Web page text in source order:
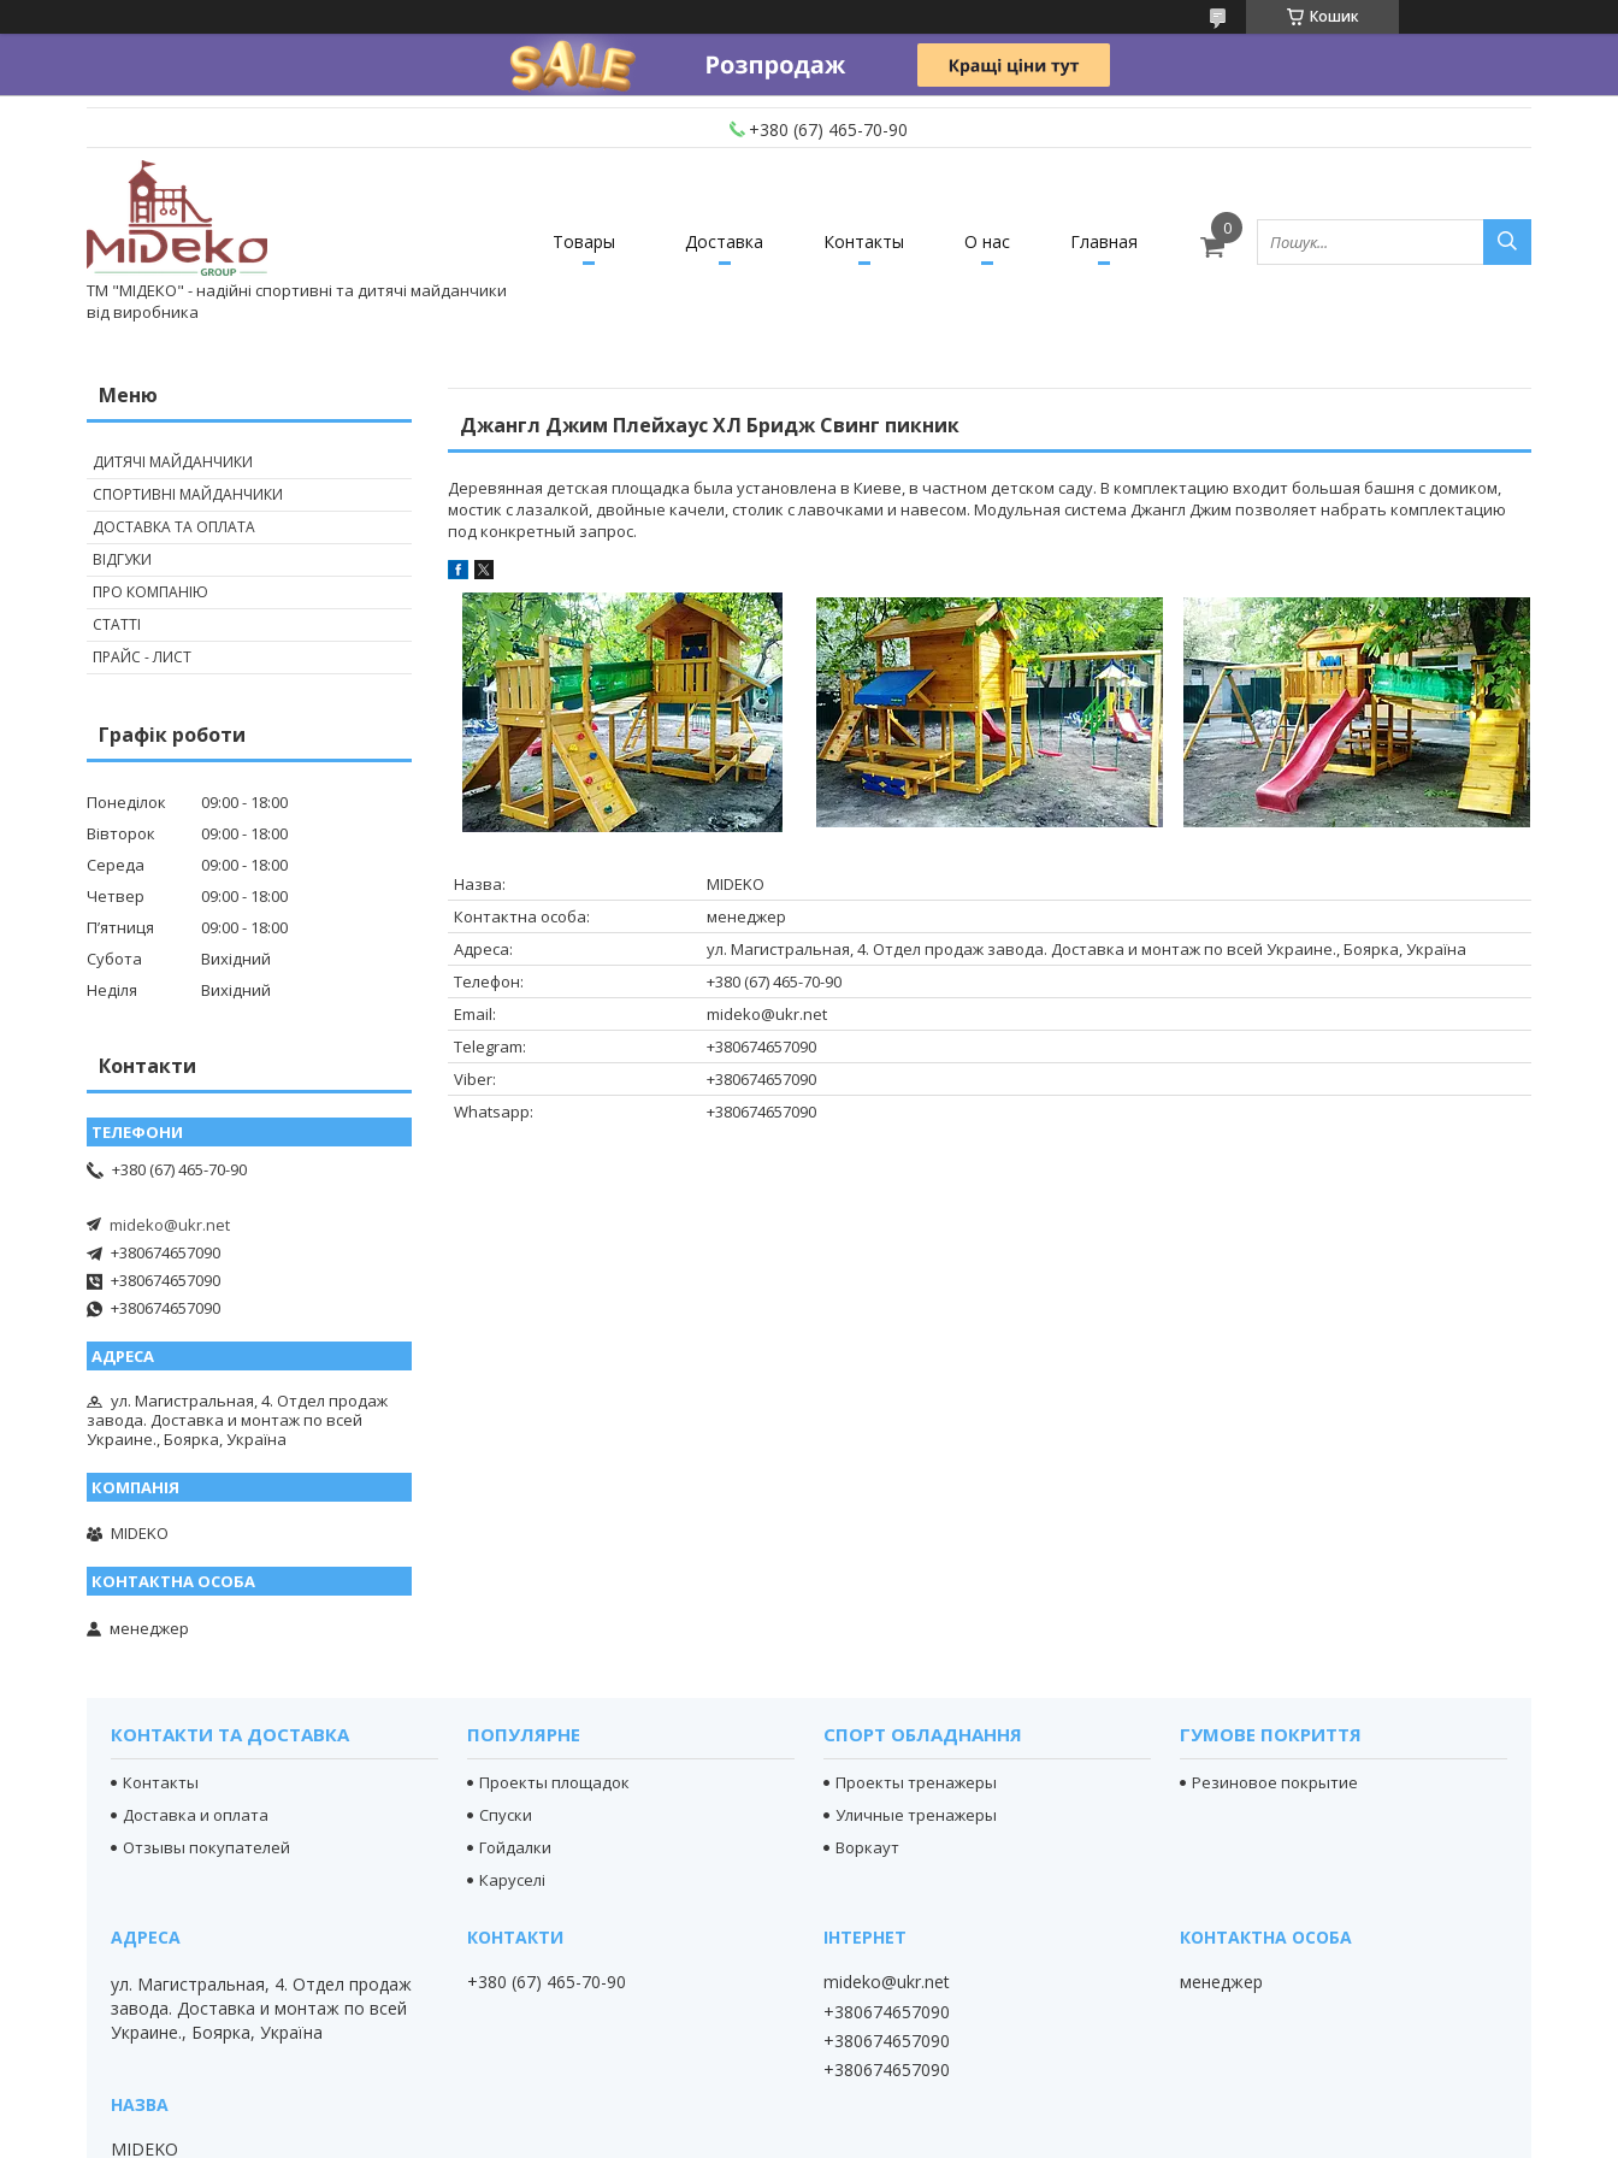
Кошик
+380 (67) 465-70-90
ТМ "МІДЕКО" - надійні спортивні та дитячі майданчики
від виробника
Товары Доставка Контакты О нас Главная
Джангл Джим Плейхаус ХЛ Бридж Свинг пикник
Деревянная детская площадка была установлена в Киеве, в частном детском саду. В комплектацию входит большая башня с домиком,
мостик с лазалкой, двойные качели, столик с лавочками и навесом. Модульная система Джангл Джим позволяет набрать комплектацию
под конкретный запрос.
MIDEKO
менеджер
ул. Магистральная, 4. Отдел продаж завода. Доставка и монтаж по всей Украине., Боярка, Україна
+380 (67) 465-70-90
mideko@ukr.net
+380674657090
+380674657090
+380674657090
ДИТЯЧІ МАЙДАНЧИКИ
СПОРТИВНІ МАЙДАНЧИКИ
ДОСТАВКА ТА ОПЛАТА
ВІДГУКИ
ПРО КОМПАНІЮ
СТАТТІ
ПРАЙС - ЛИСТ
Графік роботи
Понеділок 09:00
18:00
Вівторок
09:00
18:00
Середа
09:00
18:00
Четвер
09:00
18:00
Пʼятниця
09:00
18:00
Субота
Вихідний
Неділя
Вихідний
Контакти
+380 (67) 465-70-90
mideko@ukr.net
+380674657090
+380674657090
+380674657090
ул. Магистральная, 4. Отдел продаж
завода. Доставка и монтаж по всей
Украине., Боярка, Україна
MIDEKO
менеджер
КОНТАКТИ ТА ДОСТАВКА
Контакты
Доставка и оплата
Отзывы покупателей
ПОПУЛЯРНЕ
Проекты площадок
Спуски
Гойдалки
Каруселі
СПОРТ ОБЛАДНАННЯ
Проекты тренажеры
Уличные тренажеры
Воркаут
ГУМОВЕ ПОКРИТТЯ
Резиновое покрытие
ул. Магистральная, 4. Отдел продаж
завода. Доставка и монтаж по всей
Украине., Боярка, Україна
MIDEKO
+380 (67) 465-70-90
mideko@ukr.net
+380674657090
+380674657090
+380674657090
менеджер